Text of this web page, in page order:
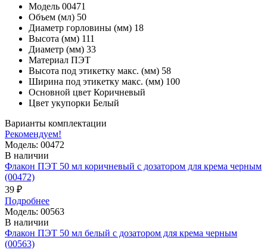
Модель 00471
Объем (мл) 50
Диаметр горловины (мм) 18
Высота (мм) 111
Диаметр (мм) 33
Материал ПЭТ
Высота под этикетку макс. (мм) 58
Ширина под этикетку макс. (мм) 100
Основной цвет Коричневый
Цвет укупорки Белый
Варианты комплектации
Рекомендуем!
Модель: 00472
В наличии
Флакон ПЭТ 50 мл коричневый с дозатором для крема черным
(00472)
39 ₽
Подробнее
Модель: 00563
В наличии
Флакон ПЭТ 50 мл белый с дозатором для крема черным
(00563)